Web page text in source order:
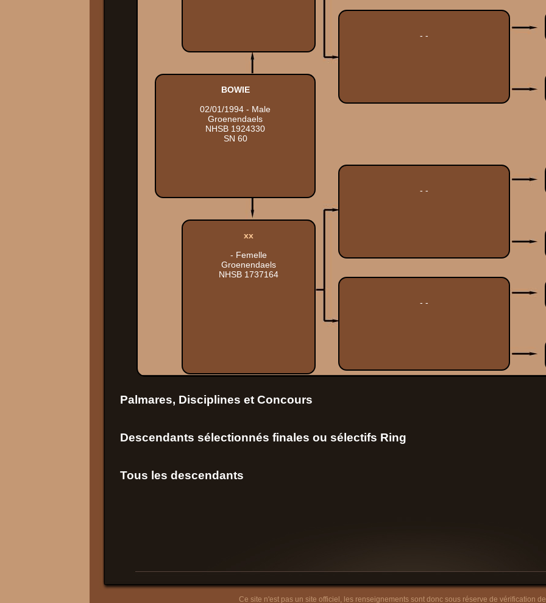
BOWIE
02/01/1994 - Male
Groenendaels
NHSB 1924330
SN 60
xx
- Femelle
Groenendaels
NHSB 1737164
- -
- -
- -
Palmares, Disciplines et Concours
Descendants sélectionnés finales ou sélectifs Ring
Tous les descendants
Ce site n'est pas un site officiel, les renseignements sont donc sous réserve de vérification